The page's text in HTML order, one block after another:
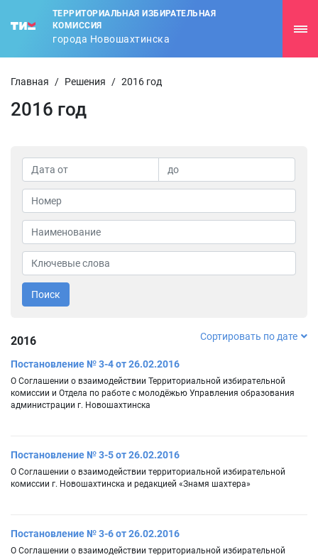
ТЕРРИТОРИАЛЬНАЯ ИЗБИРАТЕЛЬНАЯ
КОМИССИЯ
города Новошахтинска
Главная / Решения / 2016 год
2016 год
Поиск
2016 Сортировать по дате
Постановление № 3-4 от 26.02.2016
О Соглашении о взаимодействии Территориальной избирательной
комиссии и Отдела по работе с молодёжью Управления образования
администрации г. Новошахтинска
Постановление № 3-5 от 26.02.2016
О Соглашении о взаимодействии территориальной избирательной
комиссии г. Новошахтинска и редакцией «Знамя шахтера»
Постановление № 3-6 от 26.02.2016
О Соглашении о взаимодействии территориальной избирательной